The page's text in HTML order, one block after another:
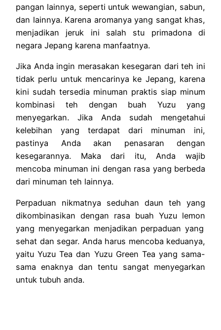
pangan lainnya, seperti untuk wewangian, sabun,
dan lainnya. Karena aromanya yang sangat khas,
menjadikan jeruk ini salah stu primadona di
negara Jepang karena manfaatnya.
Jika Anda ingin merasakan kesegaran dari teh ini
tidak perlu untuk mencarinya ke Jepang, karena
kini sudah tersedia minuman praktis siap minum
kombinasi teh dengan buah Yuzu yang
menyegarkan. Jika Anda sudah mengetahui
kelebihan yang terdapat dari minuman ini,
pastinya Anda akan penasaran dengan
kesegarannya. Maka dari itu, Anda wajib
mencoba minuman ini dengan rasa yang berbeda
dari minuman teh lainnya.
Perpaduan nikmatnya seduhan daun teh yang
dikombinasikan dengan rasa buah Yuzu lemon
yang menyegarkan menjadikan perpaduan yang
sehat dan segar. Anda harus mencoba keduanya,
yaitu Yuzu Tea dan Yuzu Green Tea yang sama-
sama enaknya dan tentu sangat menyegarkan
untuk tubuh anda.